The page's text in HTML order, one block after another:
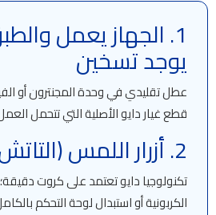
1. الجهاز يعمل
يوجد تسخين
عطل تقليدي في وحدة المجنترون أو
قطع غيار دايو الأصلية التي تتحمل
2. أزرار اللمس (التاتش) لا تستجيب
تكنولوجيا دايو تعتمد على كروت
الكربونية أو استبدال لوحة التحكم